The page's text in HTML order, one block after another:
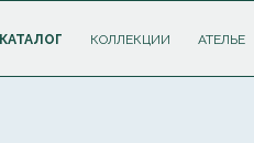
КАТАЛОГ КОЛЛЕКЦИИ АТЕЛЬЕ